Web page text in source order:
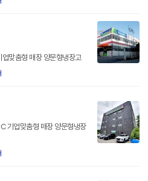
맞춤형 매장 양문형냉장고
기업맞춤형 매장 양문형냉장